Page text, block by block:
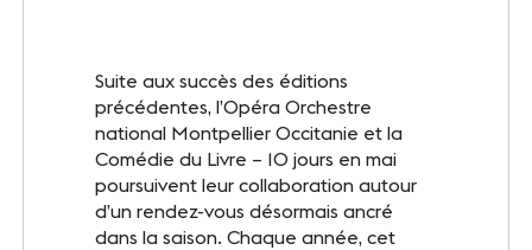
Agenda
Billetterie
Actualités
Suite aux succès des éditions
précédentes, l’Opéra Orchestre
national Montpellier Occitanie et la
Comédie du Livre – 10 jours en mai
poursuivent leur collaboration autour
d’un rendez-vous désormais ancré
dans la saison. Chaque année, cet